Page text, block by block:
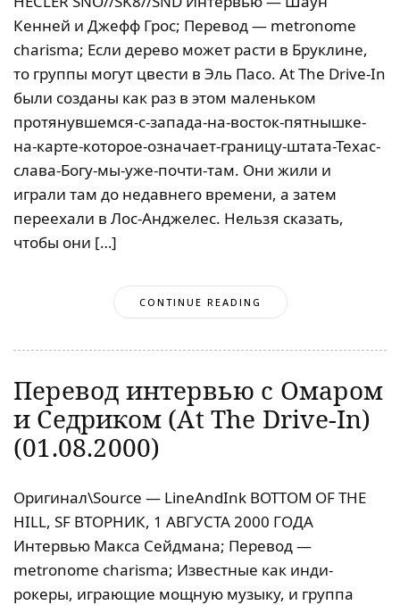
Кенней и Джефф Грос; Перевод — metronome
charisma; Если дерево может расти в Бруклине,
то группы могут цвести в Эль Пасо. At The Drive-In
были созданы как раз в этом маленьком
протянувшемся-с-запада-на-восток-пятнышке-
на-карте-которое-означает-границу-штата-Техас-
слава-Богу-мы-уже-почти-там. Они жили и
играли там до недавнего времени, а затем
переехали в Лос-Анджелес. Нельзя сказать,
чтобы они […]
CONTINUE READING
Перевод интервью с Омаром
и Седриком (At The Drive-In)
(01.08.2000)
Оригинал\Source — LineAndInk BOTTOM OF THE
HILL, SF ВТОРНИК, 1 АВГУСТА 2000 ГОДА
Интервью Макса Сейдмана; Перевод —
metronome charisma; Известные как инди-
рокеры, играющие мощную музыку, и группа